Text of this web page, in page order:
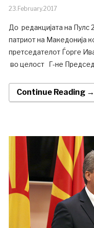
23.February.2017
До редакцијата на Пулс
патриот на Македонија
претседателот Ѓорге
во целост Г-не
Continue Reading →